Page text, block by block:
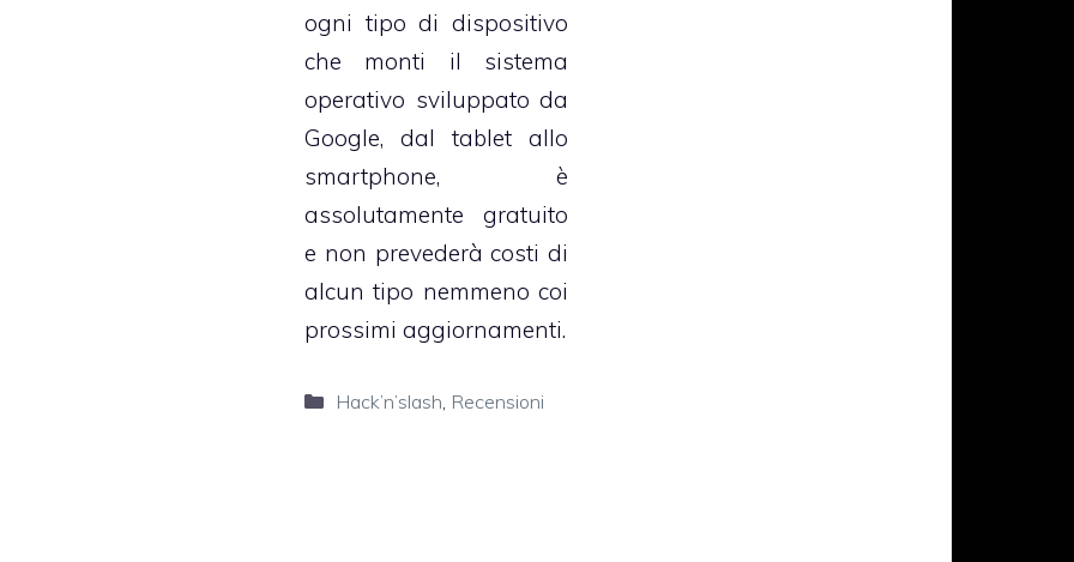
ogni tipo di dispositivo
che monti il sistema
operativo sviluppato da
Google, dal tablet allo
smartphone, è
assolutamente gratuito
e non prevederà costi di
alcun tipo nemmeno coi
prossimi aggiornamenti.
Categorie
Hack’n’slash, Recensioni